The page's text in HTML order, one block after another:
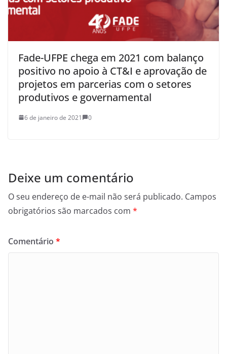
Fade-UFPE chega em 2021 com balanço
positivo no apoio à CT&I e aprovação de
projetos em parcerias com o setores
produtivos e governamental
6 de janeiro de 2021 0
Deixe um comentário
O seu endereço de e-mail não será publicado. Campos
obrigatórios são marcados com *
Comentário *